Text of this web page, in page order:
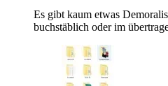
Es gibt kaum etwas
buchstäblich oder im